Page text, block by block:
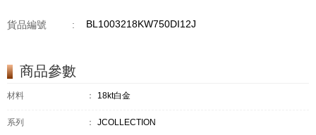
貨品編號 : BL1003218KW750DI12J
商品參數
材料 ： 18kt白金
系列 ： JCOLLECTION